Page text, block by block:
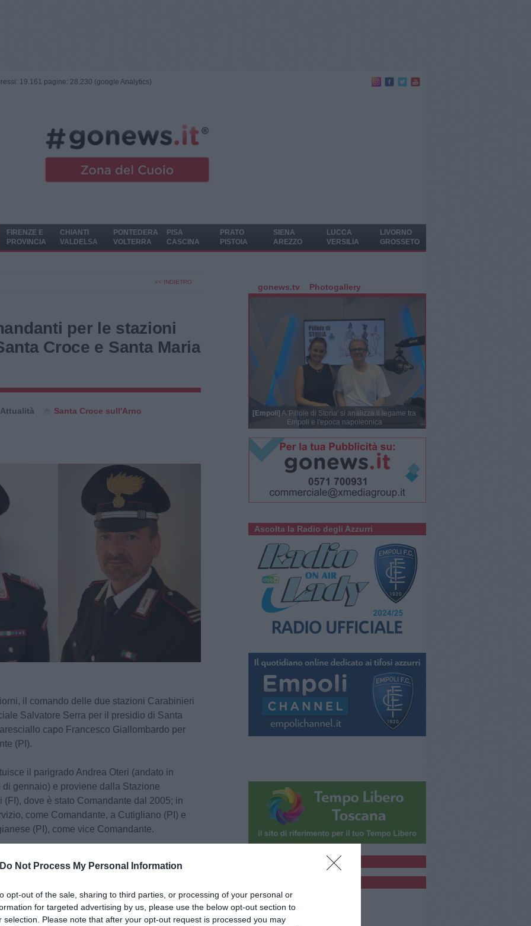
Do Not Process My Personal Information
opt-out of the sale, sharing to third parties, or processing of your personal or
for targeted advertising by us, please use the below opt-out section to
selection. Please note that after your opt-out request is processed you may
19.161 pagine: 28.230 (google Analytics)
FIRENZE E
PROVINCIA
CHIANTI
VALDELSA
PONTEDERA
VOLTERRA
PISA
CASCINA
PRATO
PISTOIA
SIENA
AREZZO
LUCCA
VERSILIA
LIVORNO
GROSSETO
<< INDIETRO
per le stazioni
Croce e Santa Maria
Attualità Santa Croce sull'Arno
il comando delle due stazioni Carabinieri
Salvatore Serra per il presidio di Santa
capo Francesco Giallombardo per
(PI).
il parigrado Andrea Oteri (andato in
gennaio) e proviene dalla Stazione
dove è stato Comandante dal 2005; in
come Comandante, a Cutigliano (PI) e
(PI), come vice Comandante.
sostituisce il Luogotenente Orazio Arria,
Operativo e Radiomobile della Compagnia
Stazione di Ponte a Egola (PI) dove è stato
ha prestato servizio a Ponsacco (PI), a
Romano (PI).
gonews.tv Photogallery
[Empoli] A 'Pillole di Storia' si analizza il legame tra
Empoli e l'epoca napoleonica
Ascolta la Radio degli Azzurri